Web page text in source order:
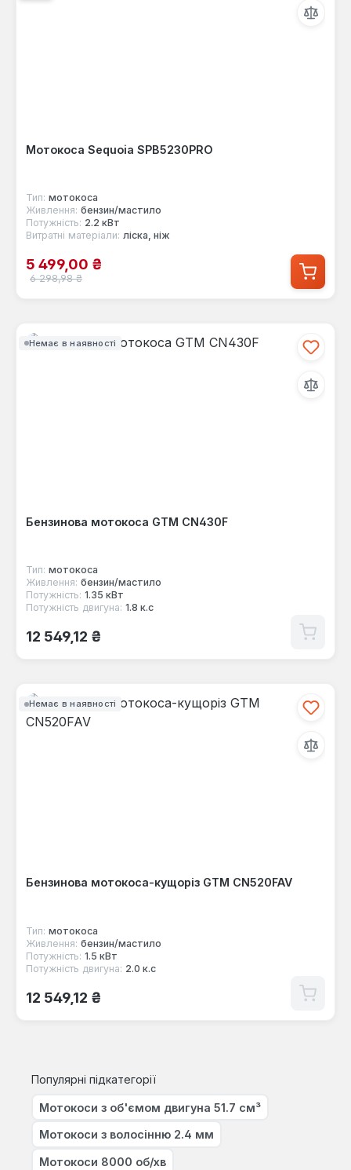
Мотокоса Sequoia SPB5230PRO
Тип: мотокоса
Живлення: бензин/мастило
Потужність: 2.2 кВт
Витратні матеріали: ліска, ніж
Ціна продажу:
5 499,00 ₴
Звичайна ціна:
6 298,98 ₴
Немає в наявності
Бензинова мотокоса GTM CN430F
Тип: мотокоса
Живлення: бензин/мастило
Потужність: 1.35 кВт
Потужність двигуна: 1.8 к.с
Звичайна ціна:
12 549,12 ₴
Немає в наявності
Бензинова мотокоса-кущоріз GTM CN520FAV
Тип: мотокоса
Живлення: бензин/мастило
Потужність: 1.5 кВт
Потужність двигуна: 2.0 к.с
Звичайна ціна:
12 549,12 ₴
Популярні підкатегорії
Мотокоси з об'ємом двигуна 51.7 см³
Мотокоси з волосінню 2.4 мм
Мотокоси 8000 об/хв